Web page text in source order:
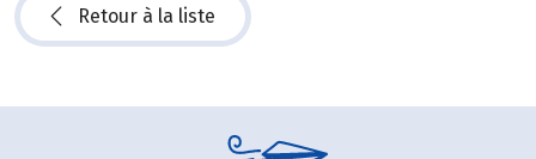
Retour à la liste